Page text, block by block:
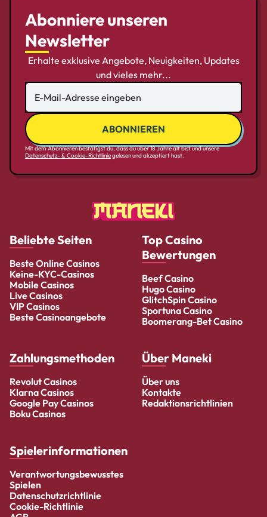
Abonniere unseren
Newsletter
Erhalte exklusive Angebote, Neuigkeiten, Updates
und vieles mehr...
Mit dem Abonnieren bestätigst du, dass du über 18 Jahre alt bist und unsere
Datenschutz- & Cookie-Richtliniegelesen und akzeptiert hast.
Beliebte Seiten
Beste Online Casinos
Keine-KYC-Casinos
Mobile Casinos
Live Casinos
VIP Casinos
Beste Casinoangebote
Top Casino
Bewertungen
Beef Casino
Hugo Casino
GlitchSpin Casino
Sportuna Casino
Boomerang-Bet Casino
Zahlungsmethoden
Revolut Casinos
Klarna Casinos
Google Pay Casinos
Boku Casinos
Über Maneki
Über uns
Kontakte
Redaktionsrichtlinien
Spielerinformationen
Verantwortungsbewusstes
Spielen
Datenschutzrichtlinie
Cookie-Richtlinie